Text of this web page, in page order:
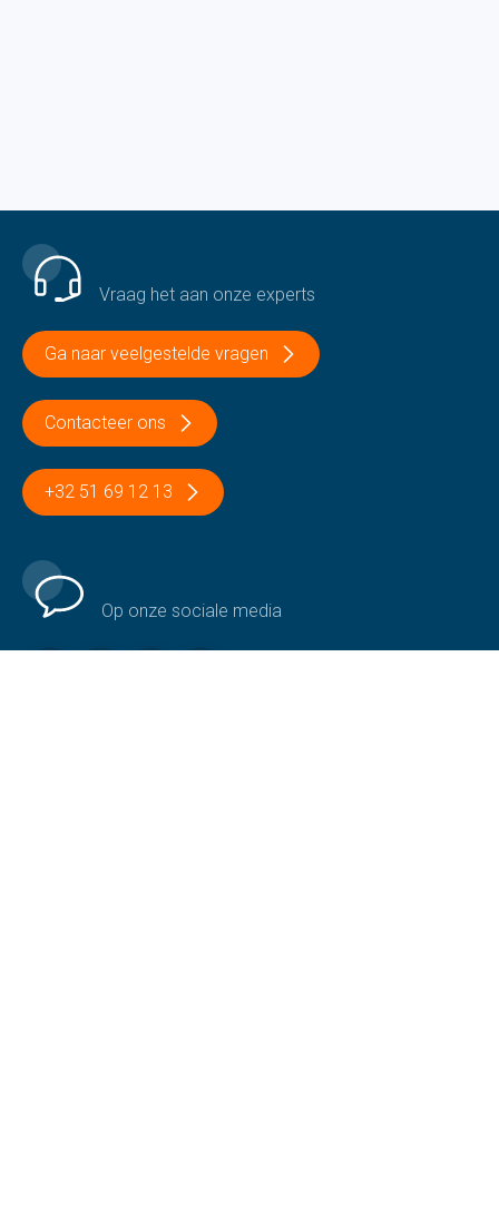
Vraag het aan onze experts
Ga naar veelgestelde vragen
Contacteer ons
+32 51 69 12 13
Op onze sociale media